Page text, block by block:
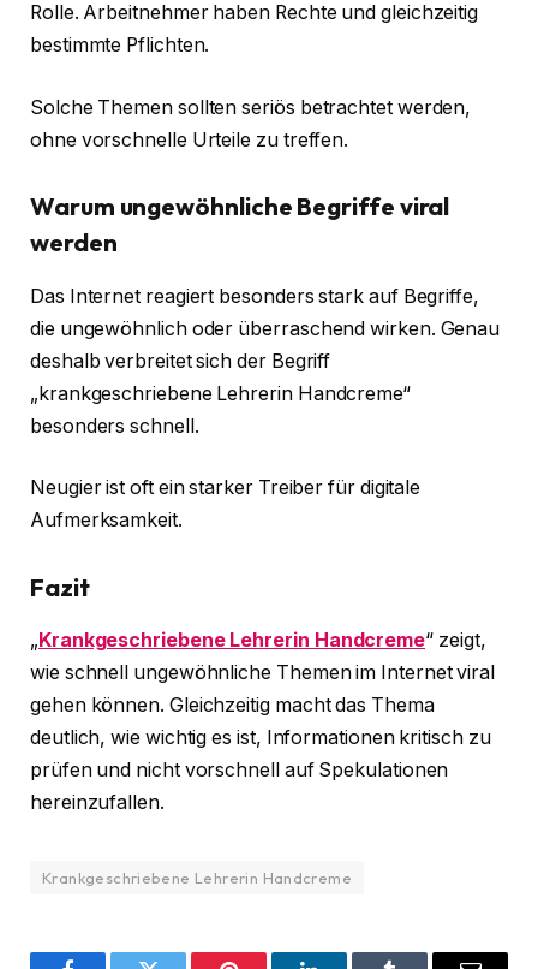
Rolle. Arbeitnehmer haben Rechte und gleichzeitig
bestimmte Pflichten.
Solche Themen sollten seriös betrachtet werden,
ohne vorschnelle Urteile zu treffen.
Warum ungewöhnliche Begriffe viral
werden
Das Internet reagiert besonders stark auf Begriffe,
die ungewöhnlich oder überraschend wirken. Genau
deshalb verbreitet sich der Begriff
„krankgeschriebene Lehrerin Handcreme“
besonders schnell.
Neugier ist oft ein starker Treiber für digitale
Aufmerksamkeit.
Fazit
„ Krankgeschriebene Lehrerin Handcreme“ zeigt,
wie schnell ungewöhnliche Themen im Internet viral
gehen können. Gleichzeitig macht das Thema
deutlich, wie wichtig es ist, Informationen kritisch zu
prüfen und nicht vorschnell auf Spekulationen
hereinzufallen.
Krankgeschriebene Lehrerin Handcreme